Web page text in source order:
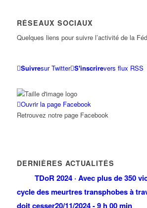
RÉSEAUX SOCIAUX
Quelques liens pour suivre l’activité de la
Suivresur Twitter S'inscrirevers flux RSS
Ouvrir la page Facebook
Retrouvez notre page Facebook
DERNIÈRES ACTUALITÉS
TDoR 2024 · Avec plus de 350
cycle des meurtres transphobes à
doit cesser20/11/2024 - 9 h 00 min